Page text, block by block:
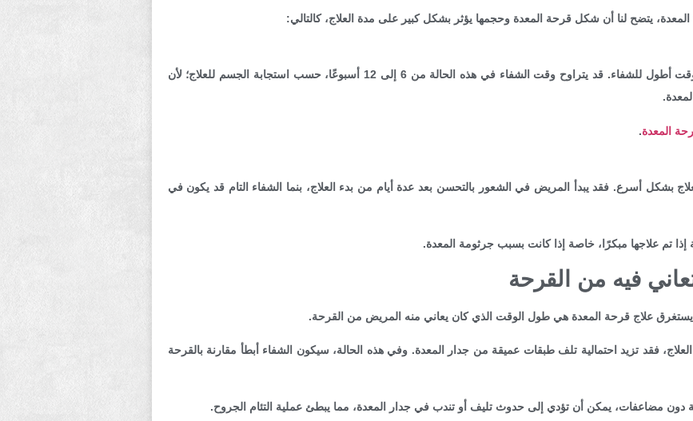
يتضح لنا أن شكل قرحة المعدة وحجمها يؤثر بشكل كبير على مدة العلاج، كالتالي:
عادة، ما تحتاج القرحة الكبيرة أو العميقة إلى وقت أطول للشفاء. قد يتراوح وقت الشفاء في هذه الحالة من 6 إلى 12 أسبوعًا، حسب استجابة الجسم للعلاج؛ لأن
المعدة.
بشكل أسرع. فقد يبدأ المريض في الشعور بالتحسن بعد عدة أيام من بدء العلاج، بنما الشفاء التام قد يكون في
تم علاجها مبكرًا، خاصة إذا كانت بسبب جرثومة المعدة.
فيه من القرحة
علاج قرحة المعدة هي طول الوقت الذي كان يعاني منه المريض من القرحة.
فقد تزيد احتمالية تلف طبقات عميقة من جدار المعدة. وفي هذه الحالة، سيكون الشفاء أبطأ مقارنة بالقرحة
دون مضاعفات، يمكن أن تؤدي إلى حدوث تليف أو تندب في جدار المعدة، مما يبطئ عملية التئام الجروح.